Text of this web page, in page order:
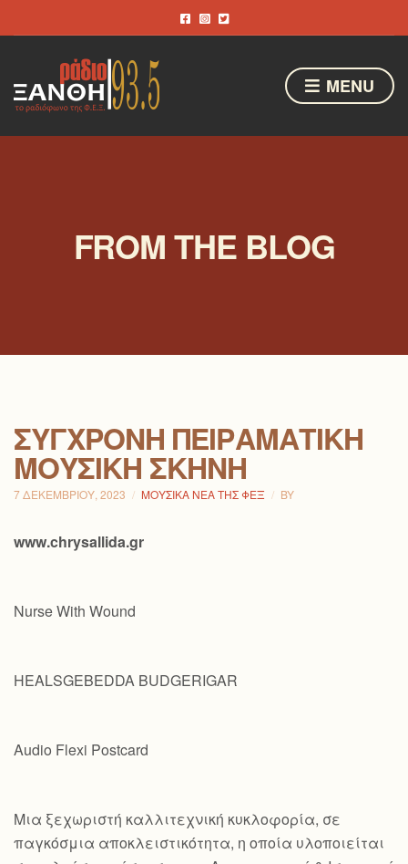
MENU
FROM THE BLOG
ΣΎΓΧΡΟΝΗ ΠΕΙΡΑΜΑΤΙΚΉ
ΜΟΥΣΙΚΉ ΣΚΗΝΉ
7 ΔΕΚΕΜΒΡΊΟΥ, 2023 ΜΟΥΣΙΚΆ ΝΈΑ ΤΗΣ ΦΕΞ BY
www.chrysallida.gr
Nurse With Wound
HEALSGEBEDDA BUDGERIGAR
Audio Flexi Postcard
Mια ξεχωριστή καλλιτεχνική κυκλοφορία, σε
παγκόσμια αποκλειστικότητα, η οποία υλοποιείται